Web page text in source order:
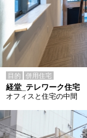
目的 併用住宅
経堂_テレワーク住宅
オフィスと住宅の中間